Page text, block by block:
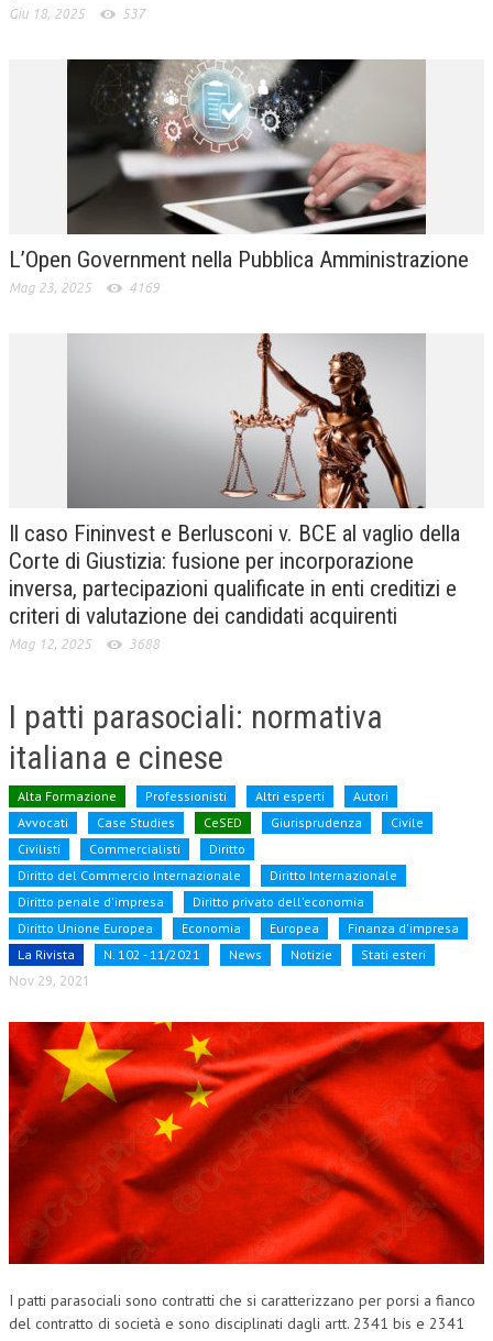
DIRITTO DEL LAVORO
DIRITTO DEL WEB
DIRITTO DELLE IMPRESE IN CRISI
CRIMINOLOGIA E CRIMINALISTICA
SICUREZZA SUL LAVORO
DIRITTO TRIBUTARIO
PRASSI
AMMINISTRATIVA
TRIBUTARIA
COSTITUZIONALE
CIVILE
TRIBUTARIA
PENALE
NEWS
ARCHIVIO EVENTI (FINO AL 2022)
CORSI ENTI TERZI
BOLLETTINO FINANZIAMENTI
TELEGRAM
DOCUMENTI
MANUALI E MONOGRAFIE
TESI DI LAUREA
INVITI E PROMOZIONI
Giu 18, 2025 537
L’Open Government nella Pubblica Amministrazione
Mag 23, 2025 4169
Il caso Fininvest e Berlusconi v. BCE al vaglio della
Corte di Giustizia: fusione per incorporazione
inversa, partecipazioni qualificate in enti creditizi e
criteri di valutazione dei candidati acquirenti
Mag 12, 2025 3688
I patti parasociali: normativa
italiana e cinese
Alta Formazione Professionisti Altri esperti
Autori
Avvocati
Case Studies CeSED Giurisprudenza
Civile
Civilisti
Commercialisti
Diritto
Diritto del Commercio Internazionale
Diritto Internazionale
Diritto penale d'impresa
Diritto privato dell'economia
Diritto Unione Europea
Economia Europea
Finanza d'impresa
La Rivista
N. 102 - 11/2021 News Notizie Stati esteri
Nov 29, 2021
I patti parasociali sono contratti che si caratterizzano per porsi a fianco
del contratto di società e sono disciplinati dagli artt. 2341 bis e 2341